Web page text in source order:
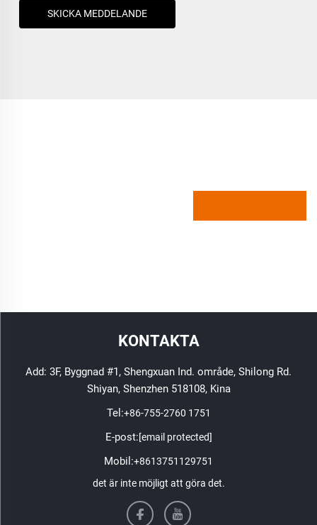
SKICKA MEDDELANDE
KONTAKTA
Add: 3F, Byggnad #1, Shengxuan Ind. område, Shilong Rd.
Shiyan, Shenzhen 518108, Kina
Tel:+86-755-2760 1751
E-post:[email protected]
Mobil:+8613751129751
det är inte möjligt att göra det.